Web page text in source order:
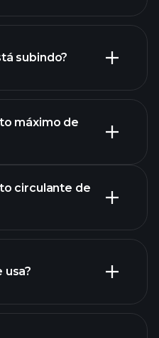
subindo?
de Nodle
máximo de
circulante de
usa?